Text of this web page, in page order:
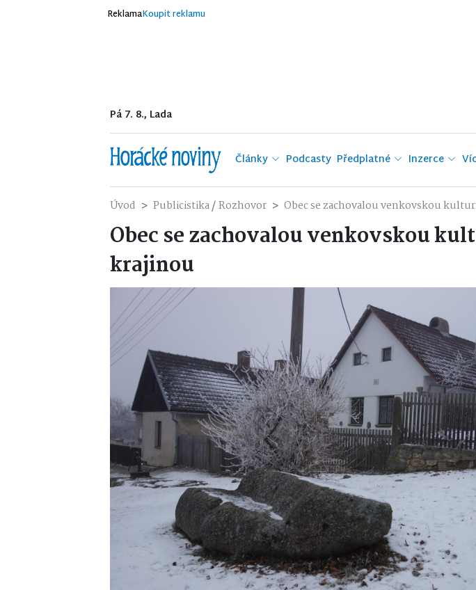
ReklamaKoupit reklamu
Pá 7. 8., Lada
Články Podcasty Předplatné Inzerce
Úvod Publicistika/Rozhovor Obec se zachovalou venkovskou
Obec se zachovalou venkovskou
krajinou